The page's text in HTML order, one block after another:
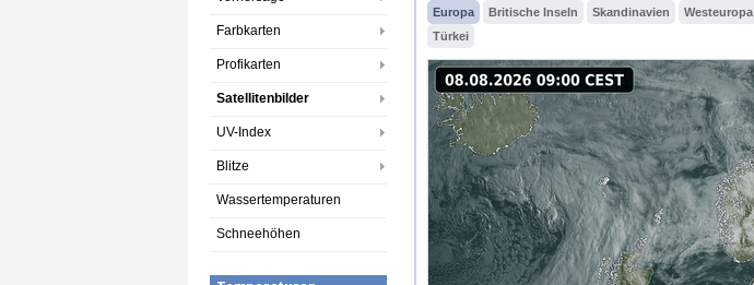
Farbkarten
Profikarten
Satellitenbilder
UV-Index
Blitze
Wassertemperaturen
Schneehöhen
Europa Britische Inseln Skandinavien Westeuropa
Türkei